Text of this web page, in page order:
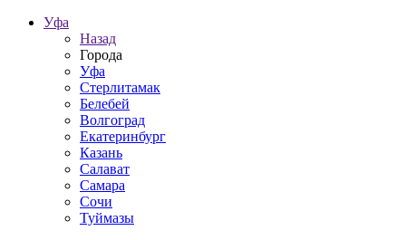
Уфа
Назад
Города
Уфа
Стерлитамак
Белебей
Волгоград
Екатеринбург
Казань
Салават
Самара
Сочи
Туймазы